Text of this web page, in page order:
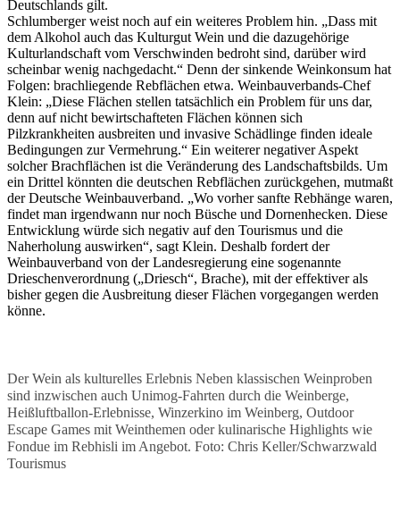
Deutschlands gilt.
Schlumberger weist noch auf ein weiteres Problem hin. „Dass mit
dem Alkohol auch das Kulturgut Wein und die dazugehörige
Kulturlandschaft vom Verschwinden bedroht sind, darüber wird
scheinbar wenig nachgedacht.“ Denn der sinkende Weinkonsum hat
Folgen: brachliegende Rebflächen etwa. Weinbauverbands-Chef
Klein: „Diese Flächen stellen tatsächlich ein Problem für uns dar,
denn auf nicht bewirtschafteten Flächen können sich
Pilzkrankheiten ausbreiten und invasive Schädlinge finden ideale
Bedingungen zur Vermehrung.“ Ein weiterer negativer Aspekt
solcher Brachflächen ist die Veränderung des Landschaftsbilds. Um
ein Drittel könnten die deutschen Rebflächen zurückgehen, mutmaßt
der Deutsche Weinbauverband. „Wo vorher sanfte Rebhänge waren,
findet man irgendwann nur noch Büsche und Dornenhecken. Diese
Entwicklung würde sich negativ auf den Tourismus und die
Naherholung auswirken“, sagt Klein. Deshalb fordert der
Weinbauverband von der Landesregierung eine sogenannte
Drieschenverordnung („Driesch“, Brache), mit der effektiver als
bisher gegen die Ausbreitung dieser Flächen vorgegangen werden
könne.
Der Wein als kulturelles Erlebnis Neben klassischen Weinproben
sind inzwischen auch Unimog-Fahrten durch die Weinberge,
Heißluftballon-Erlebnisse, Winzerkino im Weinberg, Outdoor
Escape Games mit Weinthemen oder kulinarische Highlights wie
Fondue im Rebhisli im Angebot. Foto: Chris Keller/Schwarzwald
Tourismus